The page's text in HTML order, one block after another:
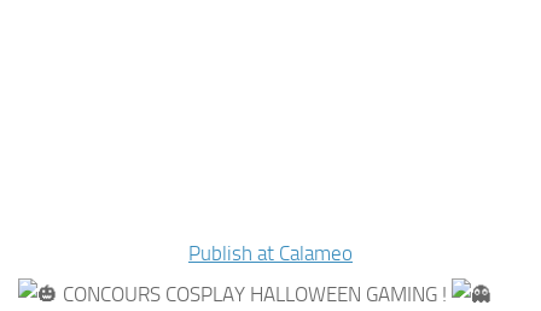
Publish at Calameo
CONCOURS COSPLAY HALLOWEEN GAMING !